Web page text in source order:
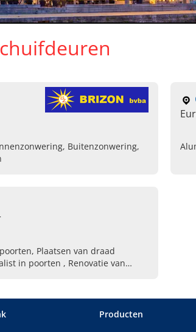
Buitenzonwering,
Plaatsen van draad
in poorten , Renovatie van
Producten